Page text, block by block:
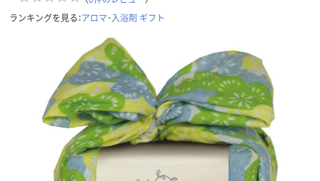
ランキングを見る：アロマ・入浴剤 ギフト